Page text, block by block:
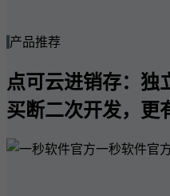
产品推荐
点可云进销存：独
买断二次开发，更
一秒软件官